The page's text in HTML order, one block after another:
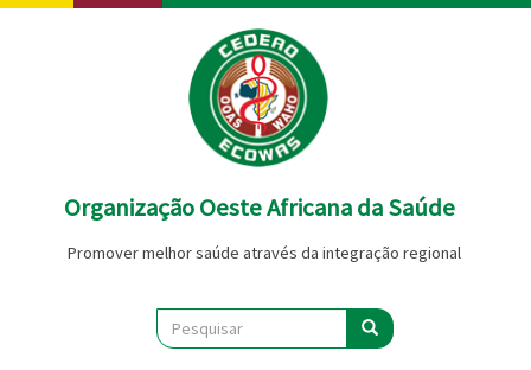
Passar
Organização Oeste Africana da Saúde
Promover melhor saúde através da integração regional
Search
Pesquisar Pesquisar